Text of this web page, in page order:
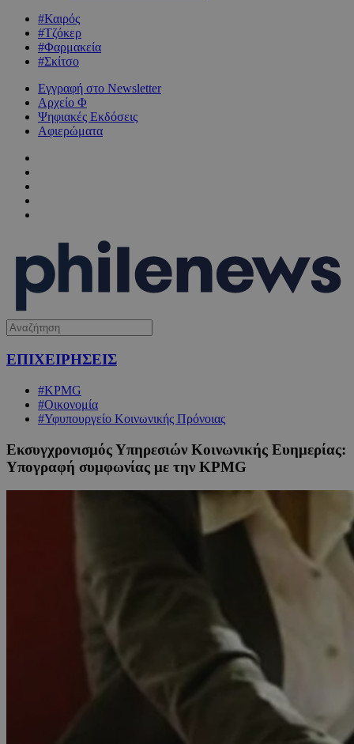
#Καιρός
#Τζόκερ
#Φαρμακεία
#Σκίτσο
Εγγραφή στο Newsletter
Αρχείο Φ
Ψηφιακές Εκδόσεις
Αφιερώματα
ΕΠΙΧΕΙΡΗΣΕΙΣ
#KPMG
#Οικονομία
#Υφυπουργείο Κοινωνικής Πρόνοιας
Εκσυγχρονισμός Υπηρεσιών Κοινωνικής Ευημερίας:
Υπογραφή συμφωνίας με την KPMG